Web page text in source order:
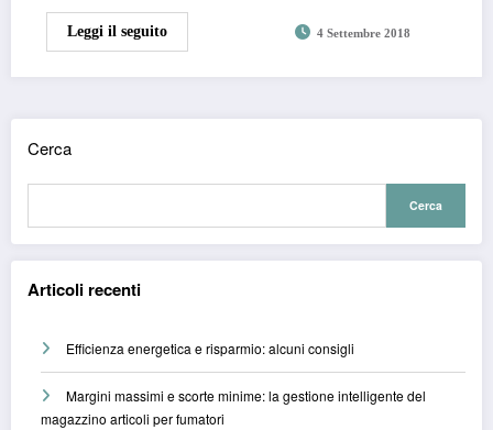
Leggi il seguito 4 Settembre 2018
Cerca
Cerca
Articoli recenti
Efficienza energetica e risparmio: alcuni consigli
Margini massimi e scorte minime: la gestione intelligente del
magazzino articoli per fumatori